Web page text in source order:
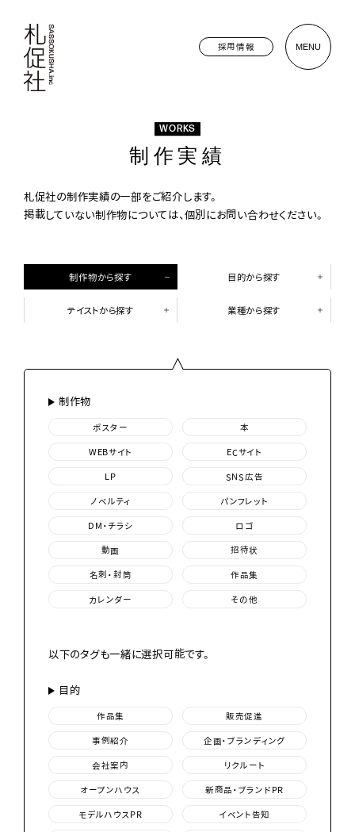
採用情報 MENU
WORKS
制作実績
札促社の制作実績の一部をご紹介します。
掲載していない制作物については、個別にお問い合わせください。
制作物から探す 目的から探す
テイストから探す 業種から探す
制作物
ポスター 本
WEBサイト ECサイト
LP SNS広告
ノベルティ パンフレット
DM・チラシ ロゴ
動画 招待状
名刺・封筒 作品集
カレンダー その他
以下のタグも一緒に選択可能です。
目的
作品集 販売促進
事例紹介 企画・ブランディング
会社案内 リクルート
オープンハウス 新商品・ブランドPR
モデルハウスPR イベント告知